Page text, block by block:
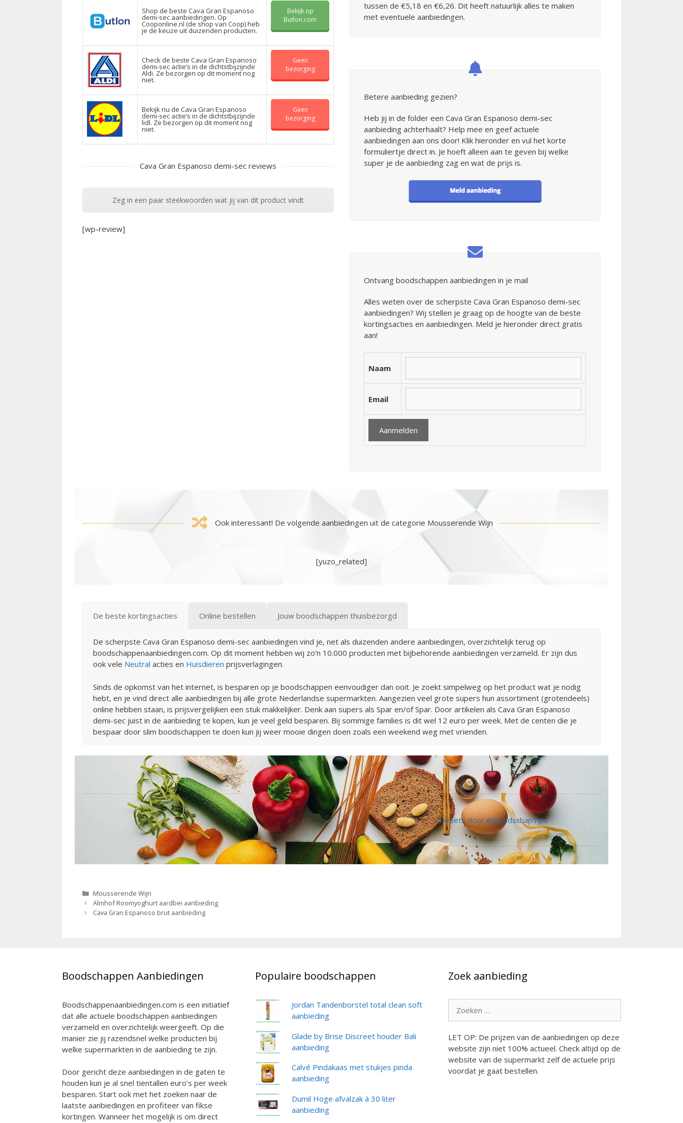
Shop de beste Cava Gran Espanoso
demi-sec aanbiedingen. Op
Cooponline.nl (de shop van Coop) heb
je de keuze uit duizenden producten.
Bekijk op
Butlon.com
Check de beste Cava Gran Espanoso
demi-sec actie’s in de dichtstbijzijnde
Aldi. Ze bezorgen op dit moment nog
niet.
Geen
bezorging
Bekijk nu de Cava Gran Espanoso
demi-sec actie’s in de dichtstbijzijnde
lidl. Ze bezorgen op dit moment nog
niet.
Geen
bezorging
Cava Gran Espanoso demi-sec reviews
Zeg in een paar steekwoorden wat jij van dit product vindt
[wp-review]
tussen de €5,18 en €6,26. Dit heeft natuurlijk alles te maken
met eventuele aanbiedingen.
Betere aanbieding gezien?
Heb jij in de folder een Cava Gran Espanoso demi-sec
aanbieding achterhaalt? Help mee en geef actuele
aanbiedingen aan ons door! Klik hieronder en vul het korte
formuliertje direct in. Je hoeft alleen aan te geven bij welke
super je de aanbieding zag en wat de prijs is.
Ontvang boodschappen aanbiedingen in je mail
Alles weten over de scherpste Cava Gran Espanoso demi-sec
aanbiedingen? Wij stellen je graag op de hoogte van de beste
kortingsacties en aanbiedingen. Meld je hieronder direct gratis
aan!
Naam
Email
Ook interessant! De volgende aanbiedingen uit de categorie Mousserende Wijn
[yuzo_related]
De beste kortingsacties Online bestellen Jouw boodschappen thuisbezorgd
De scherpste Cava Gran Espanoso demi-sec aanbiedingen vind je, net als duizenden andere aanbiedingen, overzichtelijk terug op
boodschappenaanbiedingen.com. Op dit moment hebben wij zo’n 10.000 producten met bijbehorende aanbiedingen verzameld. Er zijn dus
ook vele Neutral acties en Huisdieren prijsverlagingen.
Sinds de opkomst van het internet, is besparen op je boodschappen eenvoudiger dan ooit. Je zoekt simpelweg op het product wat je nodig
hebt, en je vind direct alle aanbiedingen bij alle grote Nederlandse supermarkten. Aangezien veel grote supers hun assortiment (grotendeels)
online hebben staan, is prijsvergelijken een stuk makkelijker. Denk aan supers als Spar en/of Spar. Door artikelen als Cava Gran Espanoso
demi-sec juist in de aanbieding te kopen, kun je veel geld besparen. Bij sommige families is dit wel 12 euro per week. Met de centen die je
bespaar door slim boodschappen te doen kun jij weer mooie dingen doen zoals een weekend weg met vrienden.
Tweets door @BoodschapTips
Categorieën
Mousserende Wijn
Berichtnavigatie
Almhof Roomyoghurt aardbei aanbieding
Cava Gran Espanoso brut aanbieding
Boodschappen Aanbiedingen
Boodschappenaanbiedingen.com is een initiatief
dat alle actuele boodschappen aanbiedingen
verzameld en overzichtelijk weergeeft. Op die
manier zie jij razendsnel welke producten bij
welke supermarkten in de aanbieding te zijn.
Door gericht deze aanbiedingen in de gaten te
houden kun je al snel tientallen euro’s per week
besparen. Start ook met het zoeken naar de
laatste aanbiedingen en profiteer van fikse
kortingen. Wanneer het mogelijk is om direct
Populaire boodschappen
Jordan Tandenborstel total clean soft
aanbieding
Glade by Brise Discreet houder Bali
aanbieding
Calvé Pindakaas met stukjes pinda
aanbieding
Dumil Hoge afvalzak à 30 liter
aanbieding
Zoek aanbieding
naar:
LET OP: De prijzen van de aanbiedingen op deze
website zijn niet 100% actueel. Check altijd op de
website van de supermarkt zelf de actuele prijs
voordat je gaat bestellen.